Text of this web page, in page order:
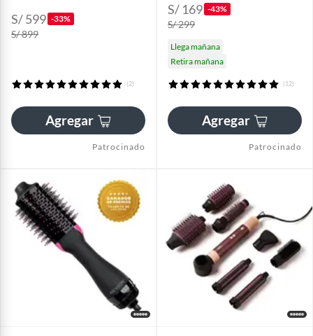
S/ 599 -33%
S/ 899
(2)
Agregar
Patrocinado
S/ 169 -43%
S/ 299
Llega mañana
Retira mañana
(12)
Agregar
Patrocinado